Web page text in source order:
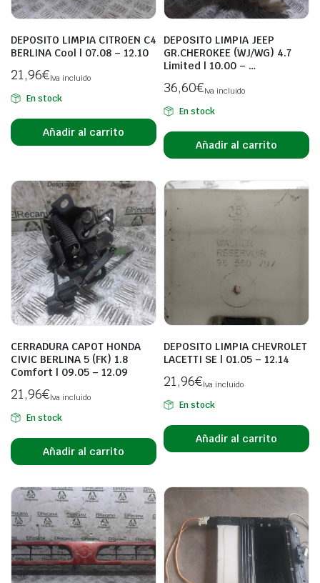
DEPOSITO LIMPIA CITROEN C4
BERLINA Cool | 07.08 – 12.10
21,96€Iva incluido
En stock
Añadir al carrito
DEPOSITO LIMPIA JEEP
GR.CHEROKEE (WJ/WG) 4.7
Limited | 10.00 – …
36,60€Iva incluido
En stock
Añadir al carrito
CERRADURA CAPOT HONDA
CIVIC BERLINA 5 (FK) 1.8
Comfort | 09.05 – 12.09
21,96€Iva incluido
En stock
Añadir al carrito
DEPOSITO LIMPIA CHEVROLET
LACETTI SE | 01.05 – 12.14
21,96€Iva incluido
En stock
Añadir al carrito